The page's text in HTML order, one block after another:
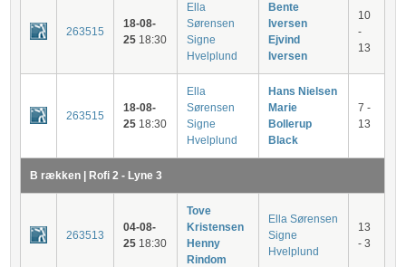
263515
18-08-
25 18:30
Ella
Sørensen
Signe
Hvelplund
Bente
Iversen
Ejvind
Iversen
10
-
13
263515
18-08-
25 18:30
Ella
Sørensen
Signe
Hvelplund
Hans Nielsen
Marie
Bollerup
Black
7 -
13
B rækken | Rofi 2 - Lyne 3
263513
04-08-
25 18:30
Tove
Kristensen
Henny
Rindom
Ella Sørensen
Signe
Hvelplund
13
- 3